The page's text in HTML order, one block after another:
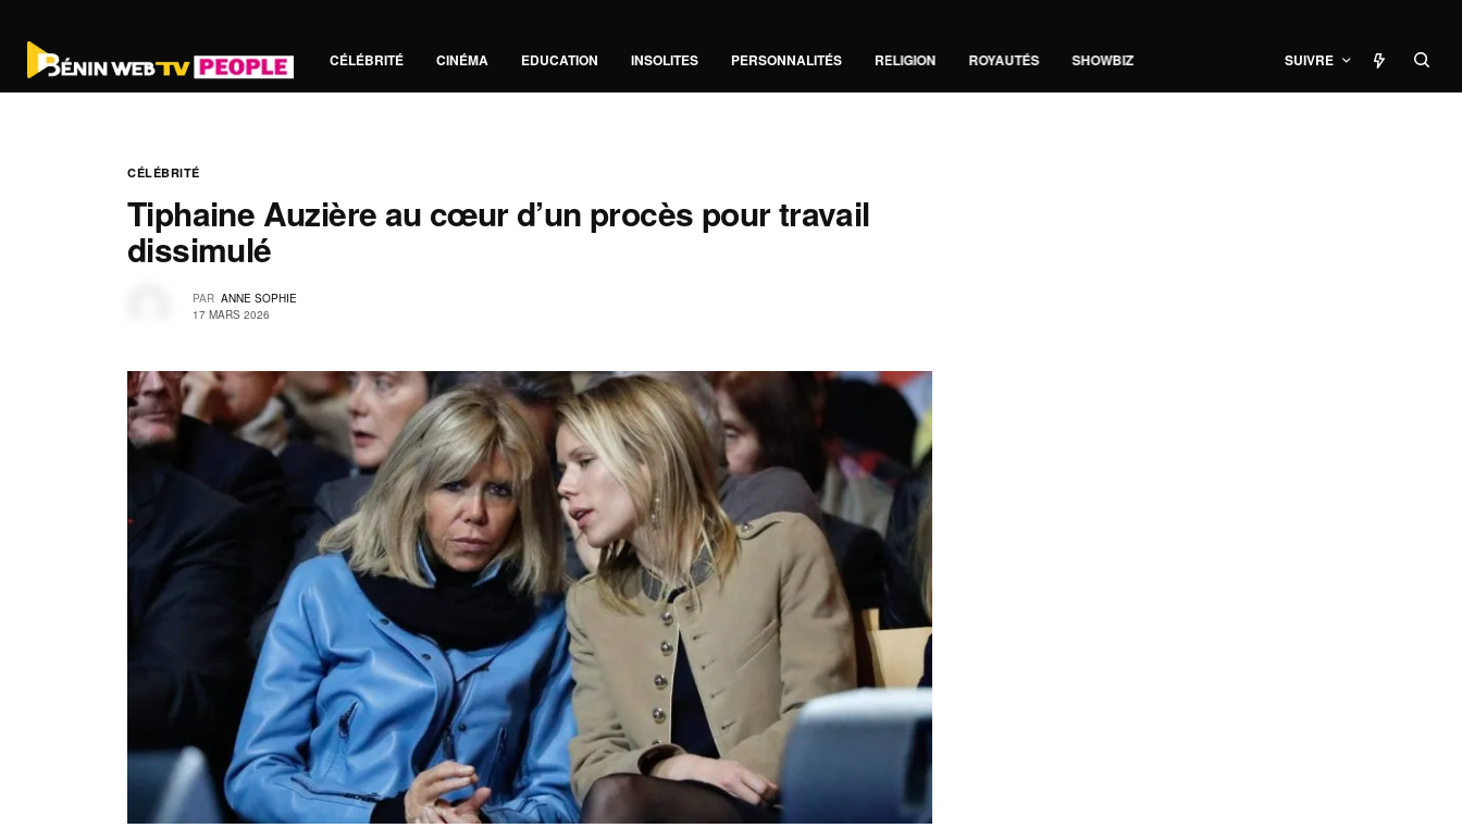
CÉLÉBRITÉ CINÉMA EDUCATION INSOLITES PERSONNALITÉS RELIGION ROYAUTÉS SHOWBIZ SUIVRE
CÉLÉBRITÉ
Tiphaine Auzière au cœur d’un procès pour travail
dissimulé
PAR ANNE SOPHIE
17 MARS 2026